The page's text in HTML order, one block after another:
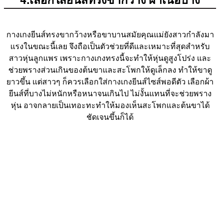
กางเกงยีนส์ทรงขากว้างหรือขาบานสมัยคุณแม่ยังสาวกำลังมา
แรงในขณะนี้เลย จึงถือเป็นตัวช่วยที่ดีและเหมาะที่สุดสำหรับ
สาวหุ่นลูกแพร เพราะกางเกงทรงนี้จะทำให้หุ่นดูสูงโปร่ง และ
ช่วยพรางส่วนเกินของต้นขาและสะโพกให้ดูเล็กลง ทำให้ขาดู
ยาวขึ้น แต่สาวๆ ก็ควรเลือกใส่กางเกงยีนส์ไซส์พอดีตัว เลือกผ้า
ยีนส์ที่บางไม่หนักหรือหนาจนเกินไป ไม่งั้นแทนที่จะช่วยพราง
หุ่น อาจกลายเป็นเทอะทะทำให้มองเห็นสะโพกและต้นขาได้
ชัดเจนขึ้นก็ได้